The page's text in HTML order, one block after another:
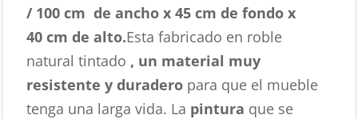
/ 100 cm de ancho x 45 cm de fondo x
40 cm de alto.Esta fabricado en roble
natural tintado , un material muy
resistente y duradero para que el mueble
tenga una larga vida. La pintura que se